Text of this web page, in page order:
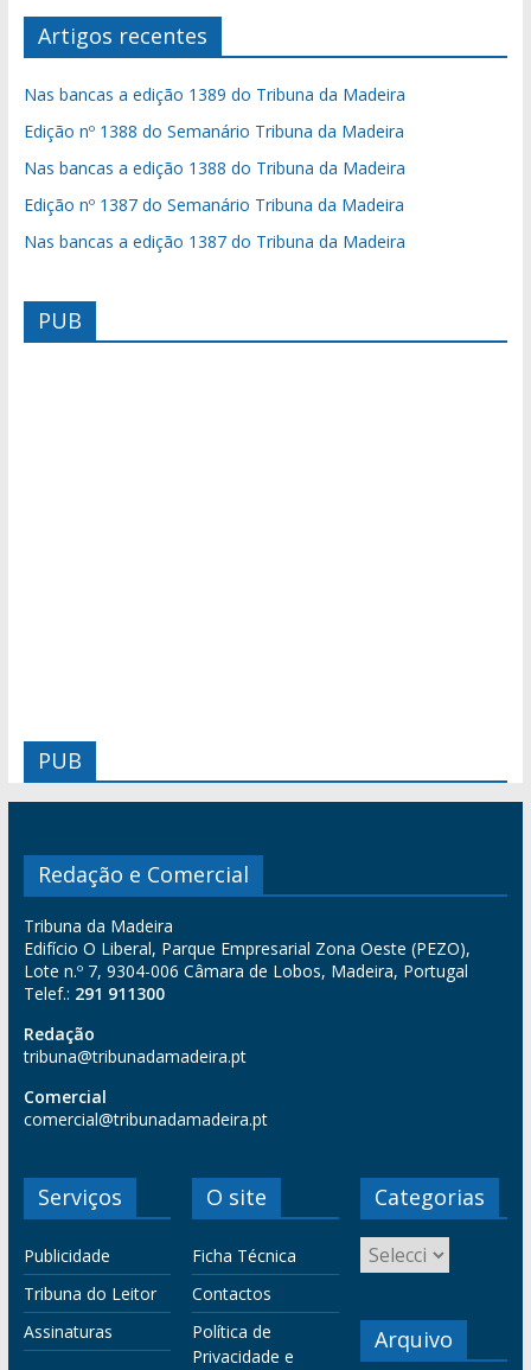
Artigos recentes
Nas bancas a edição 1389 do Tribuna da Madeira
Edição nº 1388 do Semanário Tribuna da Madeira
Nas bancas a edição 1388 do Tribuna da Madeira
Edição nº 1387 do Semanário Tribuna da Madeira
Nas bancas a edição 1387 do Tribuna da Madeira
PUB
PUB
Redação e Comercial
Tribuna da Madeira
Edifício O Liberal, Parque Empresarial Zona Oeste (PEZO),
Lote n.º 7, 9304-006 Câmara de Lobos, Madeira, Portugal
Telef.: 291 911300
Redação
tribuna@tribunadamadeira.pt
Comercial
comercial@tribunadamadeira.pt
Serviços
Publicidade
Tribuna do Leitor
Assinaturas
O site
Ficha Técnica
Contactos
Política de
Privacidade e
Categorias
Arquivo